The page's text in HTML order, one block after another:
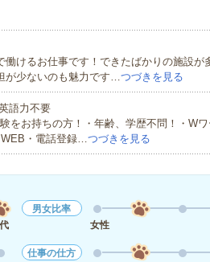
働けるお仕事です！できたばかりの施設が
が少ないのも魅力です…つづきを見る
語力不要
をお持ちの方！・年齢、学歴不問！・W
・電話登録…つづきを見る
男女比率
女性
仕事の仕方